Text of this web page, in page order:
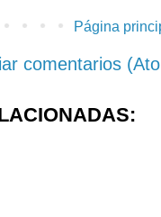
Página
comentarios